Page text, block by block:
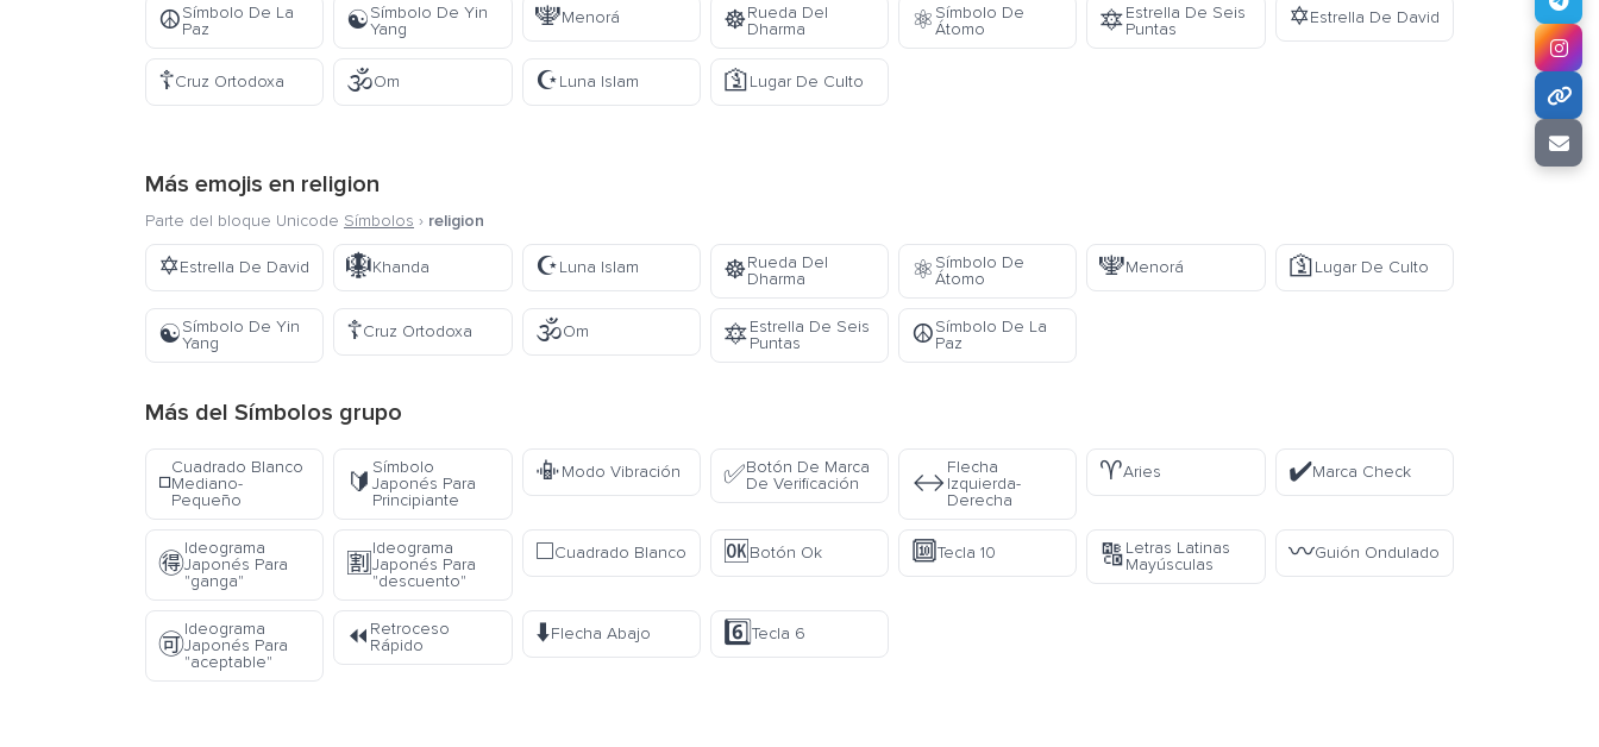
☮️Símbolo De La
Paz
☯️Símbolo De Yin
Yang
🕎Menorá ☸️Rueda Del
Dharma
⚛️ Símbolo De
Átomo
🔯Estrella De Seis
Puntas
✡️Estrella De David
☦️Cruz Ortodoxa 🕉️Om ☪️Luna Islam 🛐Lugar De Culto
Más emojis en religion
Parte del bloque Unicode Símbolos › religion
✡️Estrella De David 🪯Khanda ☪️Luna Islam ☸️Rueda Del
Dharma
⚛️ Símbolo De
Átomo
🕎Menorá 🛐Lugar De Culto
☯️Símbolo De Yin
Yang
☦️Cruz Ortodoxa 🕉️Om 🔯Estrella De Seis
Puntas
☮️Símbolo De La
Paz
Más del Símbolos grupo
◽
Cuadrado Blanco
Mediano-
Pequeño
🔰
Símbolo
Japonés Para
Principiante
📳Modo Vibración ✅Botón De Marca
De Verificación
↔️
Flecha
Izquierda-
Derecha
♈Aries ✔️Marca Check
🉐
Ideograma
Japonés Para
"ganga"
🈹
Ideograma
Japonés Para
"descuento"
◻️Cuadrado Blanco 🆗 Botón Ok 🔟Tecla 10 🔠Letras Latinas
Mayúsculas
〰️Guión Ondulado
🉑
Ideograma
Japonés Para
"aceptable"
⏪ Retroceso
Rápido
⬇️Flecha Abajo 6️⃣Tecla 6